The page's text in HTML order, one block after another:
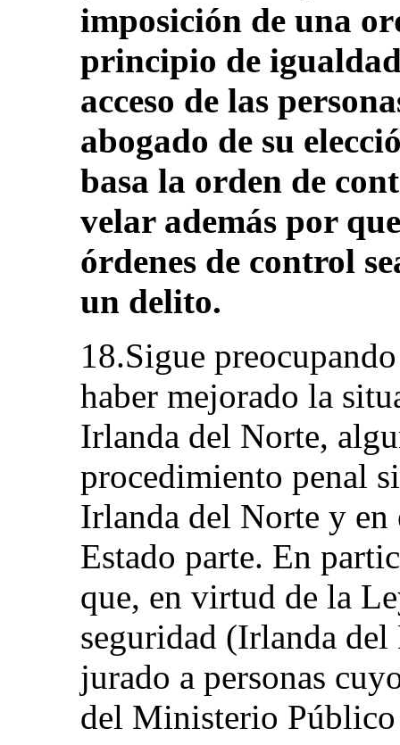
imposición de una
principio de
acceso de las
abogado de su
basa la orden de
velar además por
órdenes de control
un delito.
18.Sigue
haber mejorado la
Irlanda del Norte,
procedimiento penal
Irlanda del Norte y
Estado parte. En
que, en virtud de la
seguridad (Irlanda
jurado a personas
del Ministerio